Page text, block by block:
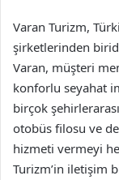
Varan Turizm,
şirketlerinden
Varan, müşteri
konforlu seyahat
birçok
otobüs filosu ve
hizmeti vermeyi
Turizm’in iletişim